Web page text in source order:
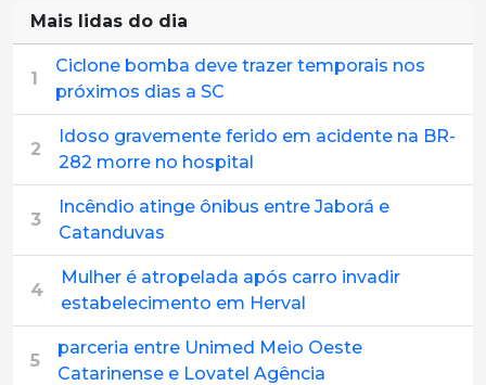
Mais lidas do dia
1
Ciclone bomba deve trazer temporais nos
próximos dias a SC
2
Idoso gravemente ferido em acidente na BR-
282 morre no hospital
3
Incêndio atinge ônibus entre Jaborá e
Catanduvas
4
Mulher é atropelada após carro invadir
estabelecimento em Herval
5
parceria entre Unimed Meio Oeste
Catarinense e Lovatel Agência